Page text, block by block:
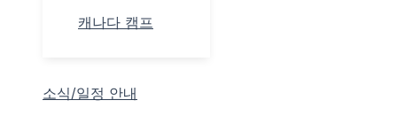
캐나다 캠프
소식/일정 안내